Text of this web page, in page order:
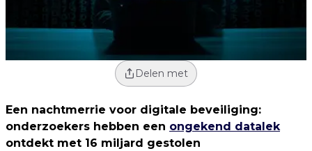
Delen met
Een nachtmerrie voor digitale beveiliging:
onderzoekers hebben een ongekend datalek
ontdekt met 16 miljard gestolen